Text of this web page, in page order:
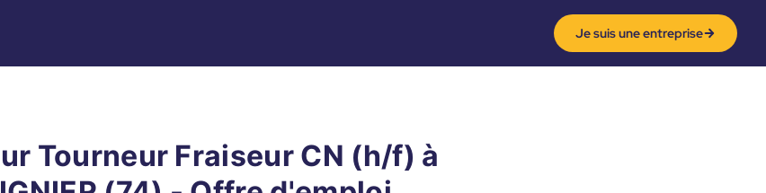
Je suis une entreprise
Tourneur Fraiseur CN (h/f) à